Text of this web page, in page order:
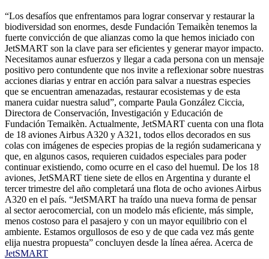
“Los desafíos que enfrentamos para lograr conservar y restaurar la
biodiversidad son enormes, desde Fundación Temaikèn tenemos la
fuerte convicción de que alianzas como la que hemos iniciado con
JetSMART son la clave para ser eficientes y generar mayor impacto.
Necesitamos aunar esfuerzos y llegar a cada persona con un mensaje
positivo pero contundente que nos invite a reflexionar sobre nuestras
acciones diarias y entrar en acción para salvar a nuestras especies
que se encuentran amenazadas, restaurar ecosistemas y de esta
manera cuidar nuestra salud”, comparte Paula González Ciccia,
Directora de Conservación, Investigación y Educación de
Fundación Temaikèn. Actualmente, JetSMART cuenta con una flota
de 18 aviones Airbus A320 y A321, todos ellos decorados en sus
colas con imágenes de especies propias de la región sudamericana y
que, en algunos casos, requieren cuidados especiales para poder
continuar existiendo, como ocurre en el caso del huemul. De los 18
aviones, JetSMART tiene siete de ellos en Argentina y durante el
tercer trimestre del año completará una flota de ocho aviones Airbus
A320 en el país. “JetSMART ha traído una nueva forma de pensar
al sector aerocomercial, con un modelo más eficiente, más simple,
menos costoso para el pasajero y con un mayor equilibrio con el
ambiente. Estamos orgullosos de eso y de que cada vez más gente
elija nuestra propuesta” concluyen desde la línea aérea. Acerca de
JetSMART